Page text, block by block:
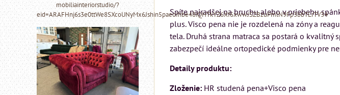
Spíte najradšej na bruchu alebo v priebehu
plus. Visco pena nie je rozdelená na zóny a
tela. Druhá strana matraca sa postará o kvalitný
zabezpečí ideálne ortopedické podmienky pre
Detaily produktu:
Zloženie: HR studená pena+Visco pena
mobiliainteriorstudio/?
eid=ARAFHnj6s3e0ttWe8SXcoUNyMx6Jshin5paeoIhbe48iQHTkYZ6Xf6xwwJSZBzuPmlN9Fp3bbTLrTV34